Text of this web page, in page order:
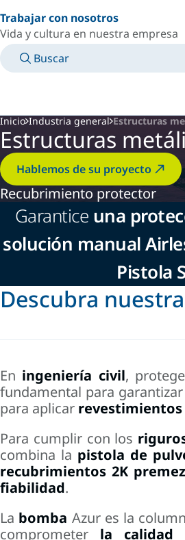
Trabajar con nosotros
Vida y cultura en nuestra empresa
Buscar
Inicio Industria general Estructuras
Estructuras
Hablemos de su proyecto
Recubrimiento protector
Garantice una
solución manual
Pistola
Descubra
En ingeniería civil,
fundamental para garantizar
para aplicar
Para cumplir con los
combina la pistola de
recubrimientos 2K
fiabilidad.
La bomba Azur es la
comprometer la calidad